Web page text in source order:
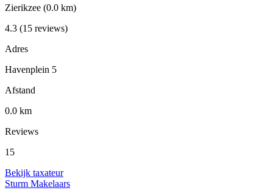
Zierikzee (0.0 km)
4.3 (15 reviews)
Adres
Havenplein 5
Afstand
0.0 km
Reviews
15
Bekijk taxateur
Sturm Makelaars